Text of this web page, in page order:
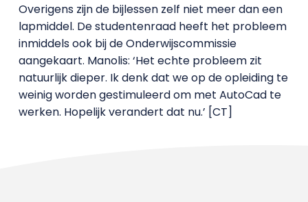
Overigens zijn de bijlessen zelf niet meer dan een
lapmiddel. De studentenraad heeft het probleem
inmiddels ook bij de Onderwijscommissie
aangekaart. Manolis: ‘Het echte probleem zit
natuurlijk dieper. Ik denk dat we op de opleiding te
weinig worden gestimuleerd om met AutoCad te
werken. Hopelijk verandert dat nu.’ [CT]